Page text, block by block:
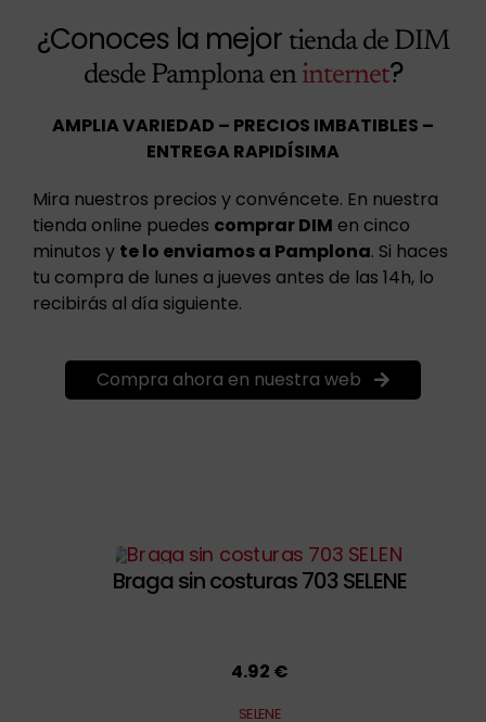
¿Conoces la mejor tienda de DIM
desde Pamplona eninternet?
AMPLIA VARIEDAD – PRECIOS IMBATIBLES –
ENTREGA RAPIDÍSIMA
Mira nuestros precios y convéncete. En nuestra
tienda online puedes comprar DIM en cinco
minutos y te lo enviamos a Pamplona. Si haces
tu compra de lunes a jueves antes de las 14h, lo
recibirás al día siguiente.
Compra ahora en nuestra web
Braga sin costuras 703 SELENE
4.92 €
SELENE